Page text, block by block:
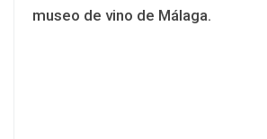
museo de vino de Málaga.